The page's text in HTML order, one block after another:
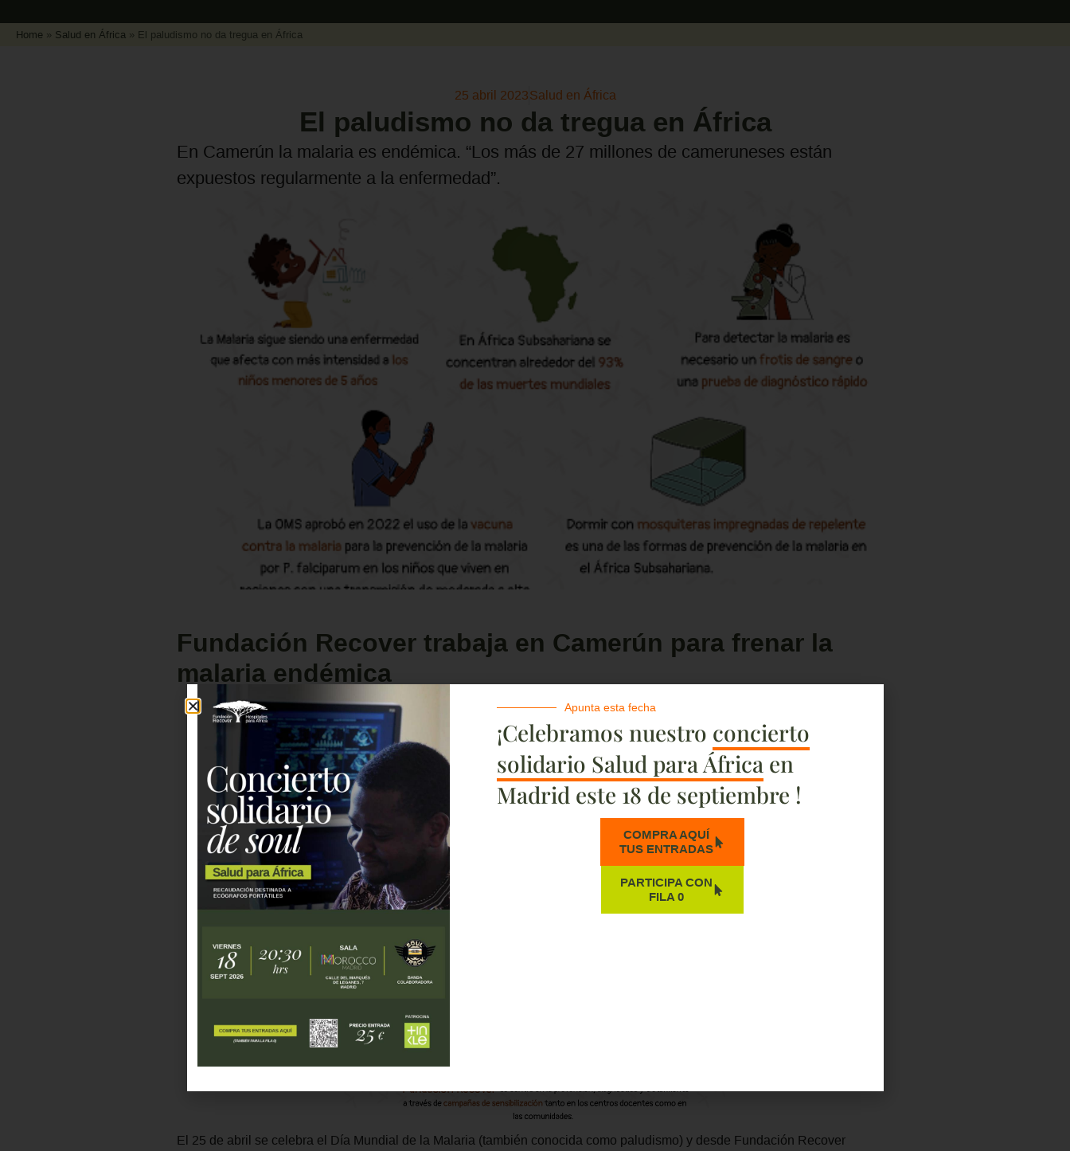
Home » Salud en África » El paludismo no da tregua en África
25 abril 2023Salud en África
El paludismo no da tregua en África
En Camerún la malaria es endémica. “Los más de 27 millones de cameruneses están
expuestos regularmente a la enfermedad”.
Fundación Recover trabaja en Camerún para frenar la
malaria endémica
El 25 de abril se celebra el Día Mundial de la Malaria (también conocida como paludismo) y desde Fundación Recover
Apunta esta fecha
¡Celebramos nuestro concierto
solidario Salud para África en
Madrid este 18 de septiembre !
COMPRA AQUÍ
TUS ENTRADAS
PARTICIPA CON
FILA 0